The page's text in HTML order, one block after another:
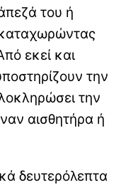
του ή
εκεί και
την
την
αισθητήρα ή
δευτερόλεπτα